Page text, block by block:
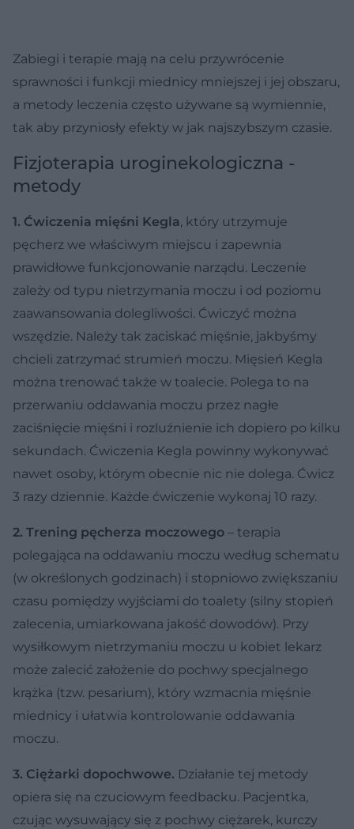
Zabiegi i terapie mają na celu przywrócenie
sprawności i funkcji miednicy mniejszej i jej obszaru,
a metody leczenia często używane są wymiennie,
tak aby przyniosły efekty w jak najszybszym czasie.
Fizjoterapia uroginekologiczna -
metody
1. Ćwiczenia mięśni Kegla, który utrzymuje
pęcherz we właściwym miejscu i zapewnia
prawidłowe funkcjonowanie narządu. Leczenie
zależy od typu nietrzymania moczu i od poziomu
zaawansowania dolegliwości. Ćwiczyć można
wszędzie. Należy tak zaciskać mięśnie, jakbyśmy
chcieli zatrzymać strumień moczu. Mięsień Kegla
można trenować także w toalecie. Polega to na
przerwaniu oddawania moczu przez nagłe
zaciśnięcie mięśni i rozluźnienie ich dopiero po kilku
sekundach. Ćwiczenia Kegla powinny wykonywać
nawet osoby, którym obecnie nic nie dolega. Ćwicz
3 razy dziennie. Każde ćwiczenie wykonaj 10 razy.
2. Trening pęcherza moczowego – terapia
polegająca na oddawaniu moczu według schematu
(w określonych godzinach) i stopniowo zwiększaniu
czasu pomiędzy wyjściami do toalety (silny stopień
zalecenia, umiarkowana jakość dowodów). Przy
wysiłkowym nietrzymaniu moczu u kobiet lekarz
może zalecić założenie do pochwy specjalnego
krążka (tzw. pesarium), który wzmacnia mięśnie
miednicy i ułatwia kontrolowanie oddawania
moczu.
3. Ciężarki dopochwowe. Działanie tej metody
opiera się na czuciowym feedbacku. Pacjentka,
czując wysuwający się z pochwy ciężarek, kurczy